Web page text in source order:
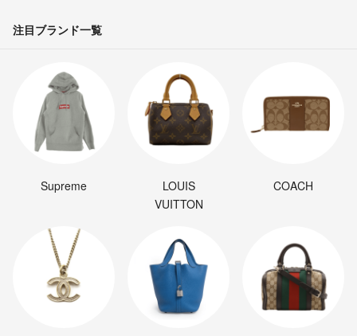
注目ブランド一覧
Supreme
LOUIS
VUITTON
COACH